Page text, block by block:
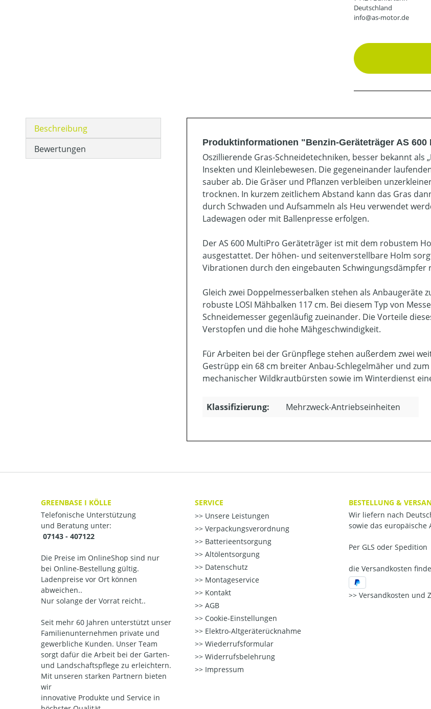
Deutschland
info@as-motor.de
Beschreibung
Bewertungen
Produktinformationen "Benzin-Geräteträger AS
Oszillierende Gras-Schneidetechniken, besser bekannt
Insekten und Kleinlebewesen. Die gegeneinander
sauber ab. Die Gräser und Pflanzen verbleiben
trocknen. In kurzem zeitlichem Abstand kann das Gras
durch Schwaden und Aufsammeln als Heu verwendet
Ladewagen oder mit Ballenpresse erfolgen.
Der AS 600 MultiPro Geräteträger ist mit dem robustem
ausgestattet. Der höhen- und seitenverstellbare Holm
Vibrationen durch den eingebauten Schwingungsdämpfer
Gleich zwei Doppelmesserbalken stehen als Anbaugeräte
robuste LOSI Mähbalken 117 cm. Bei diesem Typ von
Schneidemesser gegenläufig zueinander. Die Vorteile
Verstopfen und die hohe Mähgeschwindigkeit.
Für Arbeiten bei der Grünpflege stehen außerdem zwei
Gestrüpp ein 68 cm breiter Anbau-Schlegelmäher und
mechanischer Wildkrautbürsten sowie im Winterdienst
Klassifizierung: Mehrzweck-Antriebseinheiten
GREENBASE I KÖLLE
Telefonische Unterstützung
und Beratung unter:
07143 - 407122
Die Preise im OnlineShop sind nur
bei Online-Bestellung gültig.
Ladenpreise vor Ort können
abweichen..
Nur solange der Vorrat reicht..
Seit mehr 60 Jahren unterstützt unser
Familienunternehmen private und
gewerbliche Kunden. Unser Team
sorgt dafür die Arbeit bei der Garten-
und Landschaftspflege zu erleichtern.
Mit unseren starken Partnern bieten
wir
innovative Produkte und Service in
SERVICE
Unsere Leistungen
Verpackungsverordnung
Batterieentsorgung
Altölentsorgung
Datenschutz
Montageservice
Kontakt
AGB
Cookie-Einstellungen
Elektro-Altgeräterücknahme
Wiederrufsformular
Widerrufsbelehrung
Impressum
BESTELLUNG &
Wir liefern nach
sowie das europäische
Per GLS oder Spedition
die Versandkosten
Versandkosten und